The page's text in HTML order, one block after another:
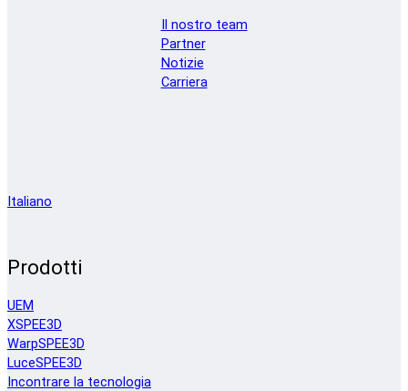
Il nostro team
Partner
Notizie
Carriera
Italiano
Prodotti
UEM
XSPEE3D
WarpSPEE3D
LuceSPEE3D
Incontrare la tecnologia